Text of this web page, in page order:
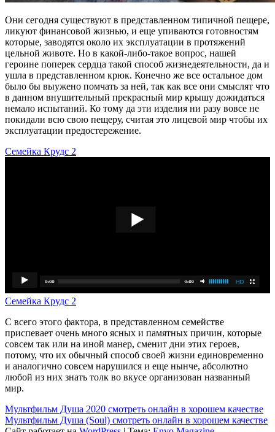
Они сегодня существуют в представленном типичной пещере,
ликуют финансовой жизнью, и еще упиваются готовностям
которые, заводятся около их эксплуатации в протяжений
цельной животе. Но в какой-либо-такое вопрос, нашей
героине поперек сердца такой способ жизнедеятельности, да и
ушла в представленном крюк. Конечно же все остальное дом
было бы выужено помчать за ней, так как все они смыслят что
в данном внушительный прекрасный мир крышу дожидаться
немало испытаний. Ко тому да эти изделия ни разу вовсе не
покидали всю свою пещеру, считая это лицевой мир чтобы их
эксплуатации предостережение.
Семейка Крудс 2
Семейка Крудс 2
С всего этого фактора, в представленном семействе
приспевает очень много ясных и памятных причин, которые
совсем так или на иной манер, сменит дни этих героев,
потому, что их обычный способ своей жизни единовременно
и аналогично совсем нарушился и еще нынче, абсолютно
любой из них знать толк во вкусе организован названный
мир.
Мультфильм Душа 2020 смотреть онлайн в хорошем качестве
Мультфильм Душа (Soul) смотреть онлайн в хорошем качестве